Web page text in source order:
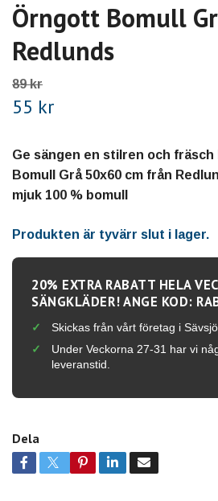
Örngott Bomull
Redlunds
89 kr
55 kr
Ge sängen en stilren och
Bomull Grå 50x60 cm från
mjuk 100 % bomull
Produkten är tyvärr slut i lager.
20% EXTRA RABATT HELA
SÄNGKLÄDER! ANGE KOD:
Skickas från vårt företag i
Under Veckorna 27-31 har vi
leveranstid.
Dela